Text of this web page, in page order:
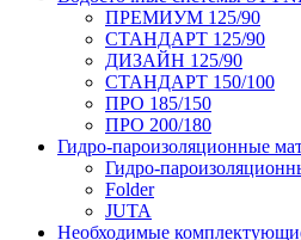
ПРЕМИУМ 125/90
СТАНДАРТ 125/90
ДИЗАЙН 125/90
СТАНДАРТ 150/100
ПРО 185/150
ПРО 200/180
Гидро-пароизоляционные
Гидро-
Folder
JUTA
Необходимые